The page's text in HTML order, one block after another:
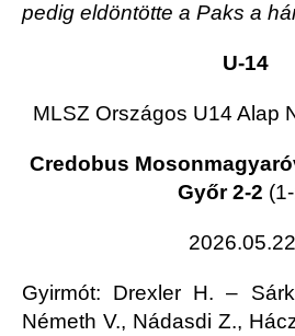
pedig eldöntötte a Paks a
U-14
MLSZ Országos U14 Alap
Credobus
Győr 2-2
Gyirmót: Drexler H. –
Németh V., Nádasdi Z.,